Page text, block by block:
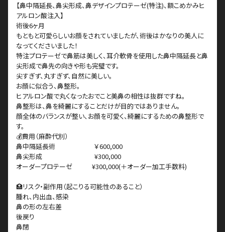
【鼻中隔延長、鼻尖形成、鼻デザインプロテーゼ(特注)、額こめかみヒ
アルロン酸注入】
術後6ヶ月
もともと可愛らしいお顔をされていましたが、術後はかなりの美人に
なってくださいました！
特注プロテーゼで鼻筋は美しく、耳介軟骨を使用した鼻中隔延長と鼻
尖形成で鼻先の向きや形も完璧です。
尖すぎず、丸すぎず、自然に美しい。
お顔に似合う、鼻整形。
ヒアルロン酸で丸くなったおでこと美鼻の相性は抜群ですね。
鼻整形は、鼻を綺麗にすることだけが目的ではありません。
顔全体のバランスが整い、お顔を可愛く、綺麗にするための鼻整形で
す。
💰費用（麻酔代別）
鼻中隔延長術 ￥600,000
鼻尖形成 ¥300,000
オーダープロテーゼ ¥300,000(＋オーダー加工手数料)
🏥リスク・副作用（起こりる可能性のあること）
腫れ、内出血、感染
鼻の形の左右差
後戻り
鼻閉